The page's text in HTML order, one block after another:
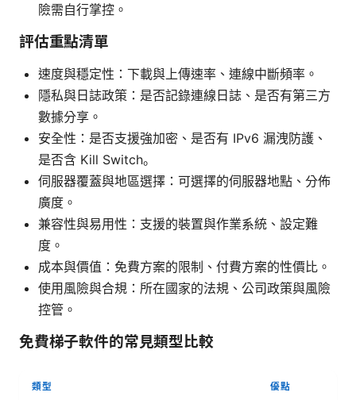
險需自行掌控。
評估重點清單
速度與穩定性：下載與上傳速率、連線中斷頻率。
隱私與日誌政策：是否記錄連線日誌、是否有第三方
數據分享。
安全性：是否支援強加密、是否有 IPv6 漏洩防護、
是否含 Kill Switch。
伺服器覆蓋與地區選擇：可選擇的伺服器地點、分佈
廣度。
兼容性與易用性：支援的裝置與作業系統、設定難
度。
成本與價值：免費方案的限制、付費方案的性價比。
使用風險與合規：所在國家的法規、公司政策與風險
控管。
免費梯子軟件的常見類型比較
類型 優點